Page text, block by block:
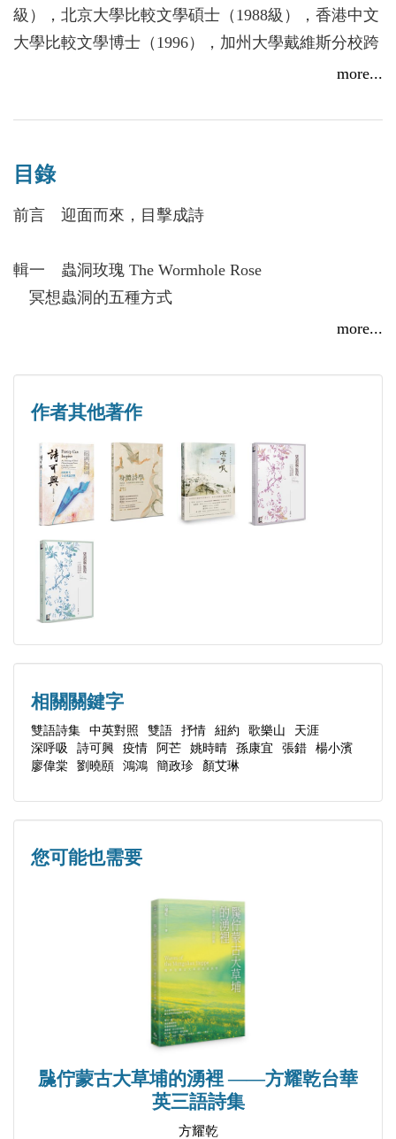
級），北京大學比較文學碩士（1988級），香港中文
大學比較文學博士（1996），加州大學戴維斯分校跨
文化研究和電影研究博士（2002）。現任美國紐澤西
中國研究學部主任。現居紐澤西普林斯頓。
理論，科幻賽博文化與亞美文學離散研究以及生態文
化。出版發表數十篇中英文學術論文。英文著作包
1949》（2004）、《環境挑戰時代的中國生態電影》
（與魯曉鵬合編，2008）。主編第一部旅美華人離散
興：疫情時代全球華語詩歌》（秀威，2022）。中文
學術專著包括：《望道與旅程：中西詩學的幻象與跨
越》（秀威，2017）、《望道與旅程：中西詩學的迷
幻與幽靈》（秀威2017）、《身體詩學：現代性，自
我模塑與中國現代詩歌，1919-1949》（秀威，
2020）。著有中英文雙語詩集《深呼吸》（秀威，
2019）。目前正在撰寫英文專著《異景：凝視山河
——水緣詩學與想像現代中國》（Brill出版）。
more...
目錄
前言 迎面而來，目擊成詩
輯一 蟲洞玫瑰 The Wormhole Rose
冥想蟲洞的五種方式
告別十七蟬
A Seventeen-Year Roll of the Dice Cannot Abolish the
Cicadas
蟬戀（舞蹈片或音樂劇或交響樂提綱）
Cicada Lovers (Outline draft for a musical, dancing,
symphony or short film)
致梵谷《星夜》十四行
To Van Gogh's The Starry Night
念樹 十四行——紀念被砍掉的六棵樹
白蝴蝶 十四行
The White Butterfly
哀孟浪
無題三首
Untitled Triptych
Listening to the Water Mantra—For Song Mingwei
南瓜置放的五種方式（截句）
Five Ways to Place Pumpkins (Segments)
Mantra of Falling Ginkgo Leaves
A Rose and Prayer Flags
冰柱觀夕陽
Viewing the Sunset through Icicles
more...
作者其他著作
相關關鍵字
雙語詩集 中英對照 雙語 抒情 紐約 歌樂山
天涯
深呼吸
詩可興 疫情 阿芒 姚時晴 孫康宜 張錯
楊小濱
廖偉棠
劉曉頤 鴻鴻 簡政珍 顏艾琳
您可能也需要
䖙佇蒙古大草埔的湧裡 ——方耀乾台華
英三語詩集
方耀乾